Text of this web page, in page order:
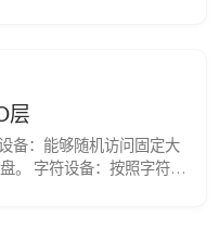
内核也为用户...
层
备：能够随机访问固定大
。 字符设备：按照字符流